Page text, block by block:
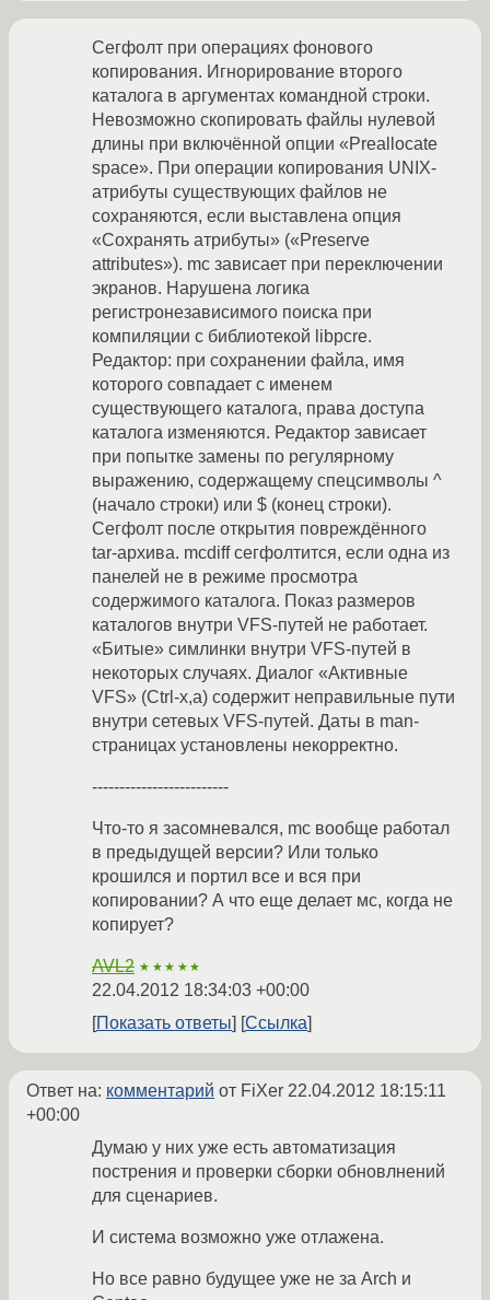
Сегфолт при операциях фонового
копирования. Игнорирование второго
каталога в аргументах командной строки.
Невозможно скопировать файлы нулевой
длины при включённой опции «Preallocate
space». При операции копирования UNIX-
атрибуты существующих файлов не
сохраняются, если выставлена опция
«Сохранять атрибуты» («Preserve
attributes»). mc зависает при переключении
экранов. Нарушена логика
регистронезависимого поиска при
компиляции с библиотекой libpcre.
Редактор: при сохранении файла, имя
которого совпадает с именем
существующего каталога, права доступа
каталога изменяются. Редактор зависает
при попытке замены по регулярному
выражению, содержащему спецсимволы ^
(начало строки) или $ (конец строки).
Сегфолт после открытия повреждённого
tar-архива. mcdiff сегфолтится, если одна из
панелей не в режиме просмотра
содержимого каталога. Показ размеров
каталогов внутри VFS-путей не работает.
«Битые» симлинки внутри VFS-путей в
некоторых случаях. Диалог «Активные
VFS» (Ctrl-x,a) содержит неправильные пути
внутри сетевых VFS-путей. Даты в man-
страницах установлены некорректно.
-------------------------
Что-то я засомневался, mc вообще работал
в предыдущей версии? Или только
крошился и портил все и вся при
копировании? А что еще делает мс, когда не
копирует?
AVL2 ★★★★★
22.04.2012 18:34:03 +00:00
Показать ответы
Ссылка
Ответ на: комментарий от FiXer 22.04.2012 18:15:11
+00:00
Думаю у них уже есть автоматизация
пострения и проверки сборки обновлнений
для сценариев.
И система возможно уже отлажена.
Но все равно будущее уже не за Arch и